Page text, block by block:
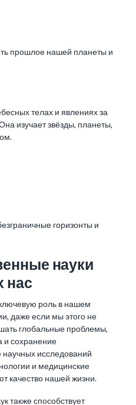
прошлое нашей планеты и
телах и явлениях за
изучает звёзды, планеты,
горизонты и
науки
нас
роль в нашем
даже если мы этого не
глобальные проблемы,
и сохранение
исследований
и медицинские
качество нашей жизни.
также способствует